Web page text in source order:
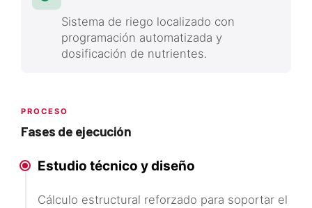
Sistema de riego localizado con
programación automatizada y
dosificación de nutrientes.
PROCESO
Fases de ejecución
Estudio técnico y diseño
Cálculo estructural reforzado para soportar el